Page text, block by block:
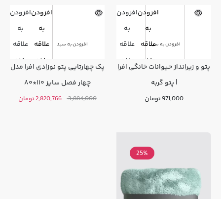
افزودن به سبد
افزودن
به
علاقه
مندی
افزودن
به
علاقه
مندی
پتو و زیرانداز حیوانات خانگی افرا
| پتو گربه
971,000تومان
افزودن به سبد
افزودن
به
علاقه
مندی
افزودن
به
علاقه
مندی
پک چهارتایی پتو نوزادی افرا مدل
چهار فصل سایز ۱۱۰*۸۰
3,884,000
قیمت
2,820,766تومان
25%